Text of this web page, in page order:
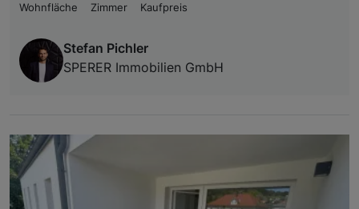
Wohnfläche
Zimmer Kaufpreis
Stefan Pichler
SPERER Immobilien GmbH